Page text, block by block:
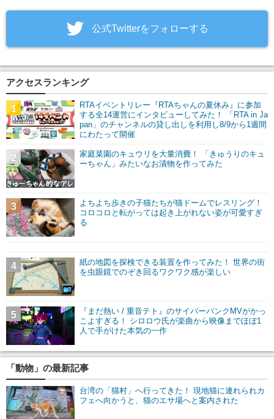
‎公式Twitterをフォローする
アクセスランキング
RTAイベントリレー『RTAちゃんの夏休み』に参加
する全14運営にインタビューしてみた！ 「RTA in Ja
pan」のチャンネルの貸し出しを利用し8/9から1週間
にわたって開催
1
家庭菜園のキュウリを大量消費！ 「きゅうりのキュ
ーちゃん」みたいなお漬物を作ってみた
2
よちよち歩きの子猫たちが猫ドームでレスリング！
コロコロと転がっては起き上がれない姿が可愛すぎ
る
3
紙の地図を探検できる装置を作ってみた！ 世界の街
を虫眼鏡でのぞき回るワクワク感が楽しい
4
『まだ熱い / 重音テト』のサイバーパンクMVがかっ
こよすぎる！ シロロウ氏が楽曲から映像までほぼ1
人で手がけた本気の一作
5
「動物」の最新記事
台湾の「猫村」へ行ってきた！ 現地猫に連れられカ
フェへ向かうと、猫のエサ場へと案内された